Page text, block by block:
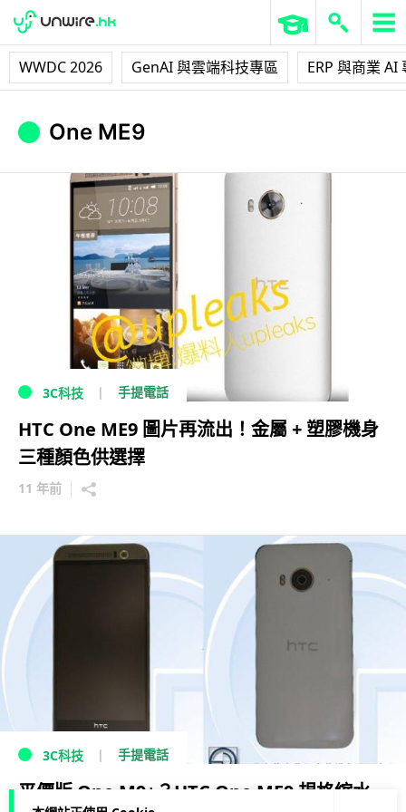
WWDC 2026 GenAI 與雲端科技專區 ERP 與商業 AI
One ME9
3C科技 手提電話
HTC One ME9 圖片再流出！金屬 + 塑膠機身
三種顏色供選擇
11 年前
3C科技 手提電話
平價版 One M9+？HTC One ME9 規格縮水